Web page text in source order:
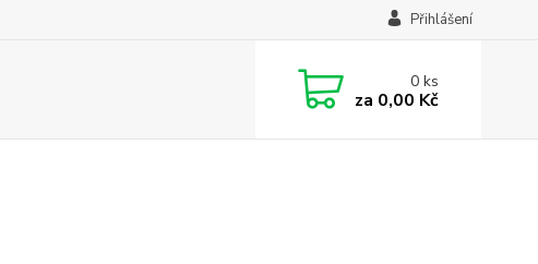
Přihlášení
0ks
za 0,00 Kč